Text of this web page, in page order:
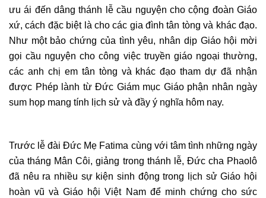
ưu ái đến dâng thánh lễ cầu nguyện cho cộng đoàn Giáo
xứ, cách đặc biệt là cho các gia đình tân tòng và khác đạo.
Như một bảo chứng của tình yêu, nhân dịp Giáo hội mời
gọi cầu nguyện cho công việc truyền giáo ngoại thường,
các anh chị em tân tòng và khác đạo tham dự đã nhận
được Phép lành từ Đức Giám mục Giáo phận nhân ngày
sum họp mang tính lịch sử và đầy ý nghĩa hôm nay.
Trước lễ đài Đức Mẹ Fatima cùng với tâm tình những ngày
của tháng Mân Côi, giảng trong thánh lễ, Đức cha Phaolô
đã nêu ra nhiều sự kiện sinh động trong lịch sử Giáo hội
hoàn vũ và Giáo hội Việt Nam để minh chứng cho sức